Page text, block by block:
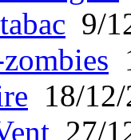
9/
18/
27/